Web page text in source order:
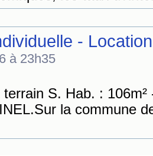
-
à 23h35
terrain S. Hab. :
la commune